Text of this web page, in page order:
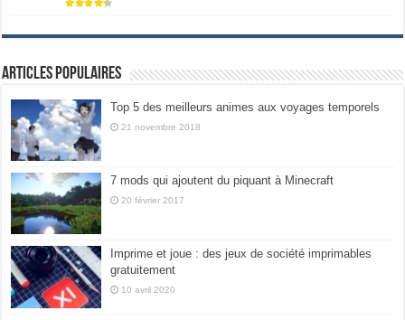
Articles populaires
Top 5 des meilleurs animes aux voyages temporels
21 novembre 2018
7 mods qui ajoutent du piquant à Minecraft
20 février 2017
Imprime et joue : des jeux de société imprimables
gratuitement
10 avril 2020